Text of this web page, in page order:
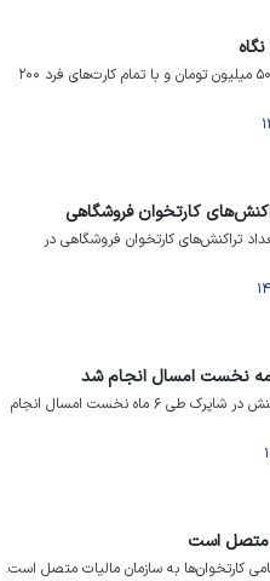
در دستگاه کارتخوان سقف خرید با یک کارت ۵۰ میلیون تومان و با تمام کارت‌های فرد ۲۰۰
کارتخوان فروشگاهی
تراکنش‌های کارتخوان فروشگاهی در
بانک مرکزی اعلام کرد: بیش از ۴ میلیارد تراکنش در شاپرک طی ۶ ماه نخست امسال انجام
متصل است
کارتخوان‌ها به سازمان مالیات متصل است.